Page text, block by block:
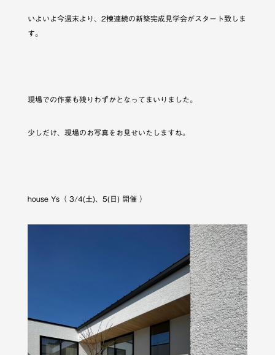
いよいよ今週末より、2棟連続の新築完成見学会がスタート致しま
す。
現場での作業も残りわずかとなってまいりました。
少しだけ、現場のお写真をお見せいたしますね。
house Ys（ 3/4(土)、5(日) 開催 ）